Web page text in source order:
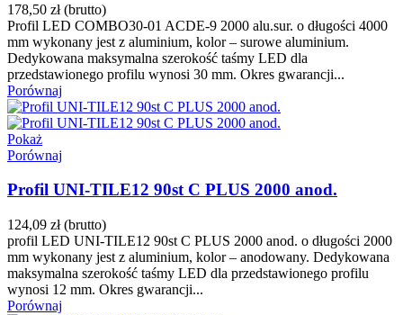
178,50 zł (brutto)
Profil LED COMBO30-01 ACDE-9 2000 alu.sur. o długości 4000
mm wykonany jest z aluminium, kolor – surowe aluminium.
Dedykowana maksymalna szerokość taśmy LED dla
przedstawionego profilu wynosi 30 mm. Okres gwarancji...
Porównaj
Pokaż
Porównaj
Profil UNI-TILE12 90st C PLUS 2000 anod.
124,09 zł (brutto)
profil LED UNI-TILE12 90st C PLUS 2000 anod. o długości 2000
mm wykonany jest z aluminium, kolor – anodowany. Dedykowana
maksymalna szerokość taśmy LED dla przedstawionego profilu
wynosi 12 mm. Okres gwarancji...
Porównaj